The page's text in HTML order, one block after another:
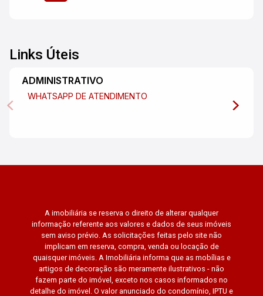
Links Úteis
ADMINISTRATIVO
WHATSAPP DE ATENDIMENTO
A imobiliária se reserva o direito de alterar qualquer
informação referente aos valores e dados de seus imóveis
sem aviso prévio. As solicitações feitas pelo site não
implicam em reserva, compra, venda ou locação de
quaisquer imóveis. A Imobiliária informa que as mobílias e
artigos de decoração são meramente ilustrativos - não
fazem parte do imóvel, exceto nos casos informados no
detalhe do imóvel. O valor anunciado do condomínio, IPTU e